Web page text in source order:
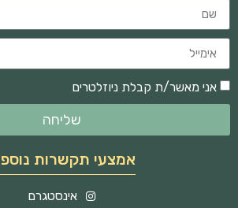
אני מאשר/ת קבלת ניוזלטרים
שליחה
אמצעי תקשרות
אינסטגרם